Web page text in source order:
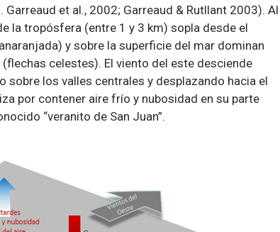
et al., 2002; Garreaud & Rutllant 2003). Al
la tropósfera (entre 1 y 3 km) sopla desde el
y sobre la superficie del mar dominan
celestes). El viento del este desciende
los valles centrales y desplazando hacia el
por contener aire frío y nubosidad en su parte
“veranito de San Juan”.